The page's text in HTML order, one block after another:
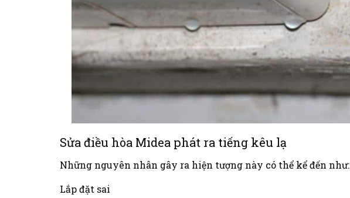
Sửa điều hòa Midea phát ra tiếng kêu lạ
Những nguyên nhân gây ra hiện tượng này có thể kể đến như:
Lắp đặt sai